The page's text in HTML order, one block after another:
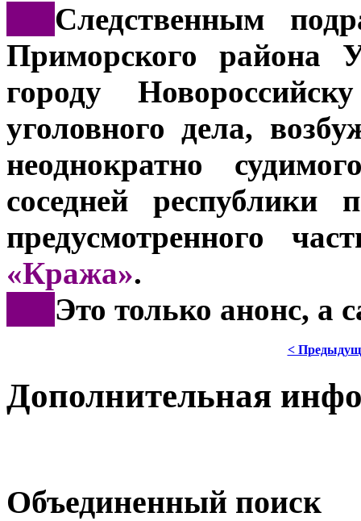
Следственным
Приморского района
городу
уголовного дела,
неоднократно
соседней республики
предусмотренного
«Кража».
Это только анонс, а
<
Дополнительная
Объединенный поиск